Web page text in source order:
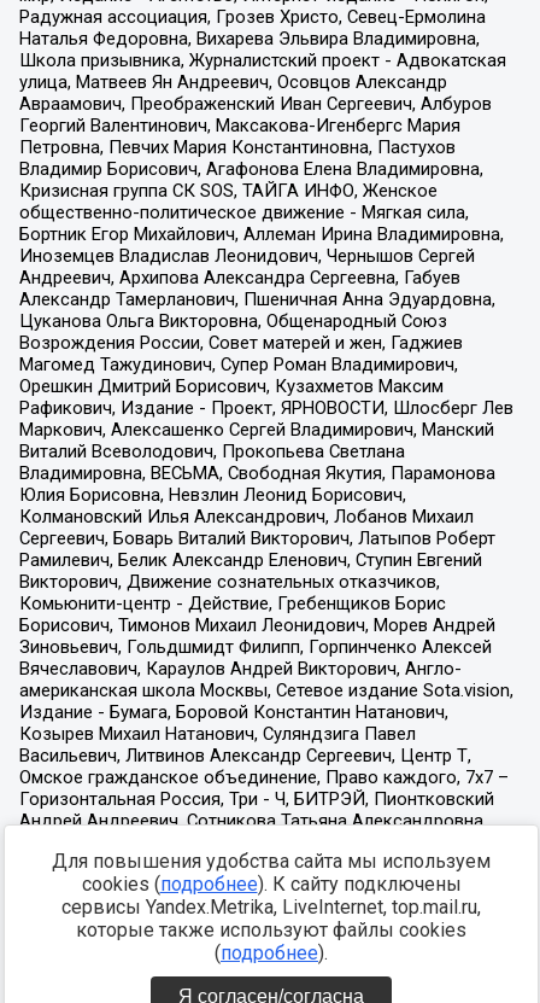
Для повышения удобства сайта мы используем
cookies (подробнее). К сайту подключены
сервисы Yandex.Metrika, LiveInternet, top.mail.ru,
которые также используют файлы cookies
(подробнее).
Я согласен/согласна